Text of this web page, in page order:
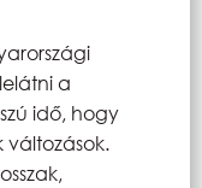
a
idő, hogy